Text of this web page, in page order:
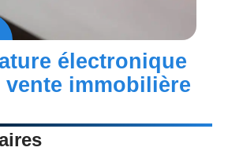
électronique
immobilière